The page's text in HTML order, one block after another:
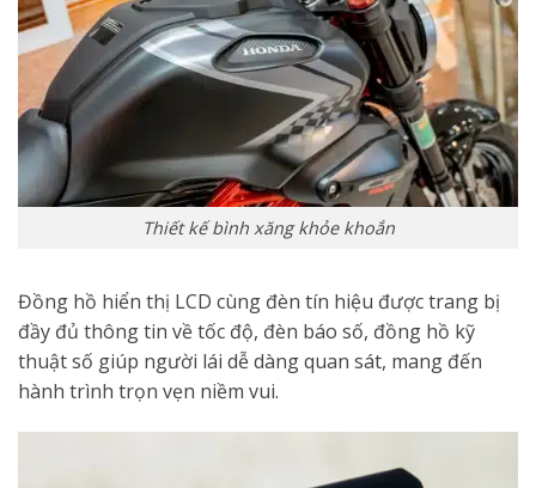
Thiết kế bình xăng khỏe khoắn
Đồng hồ hiển thị LCD cùng đèn tín hiệu được trang bị
đầy đủ thông tin về tốc độ, đèn báo số, đồng hồ kỹ
thuật số giúp người lái dễ dàng quan sát, mang đến
hành trình trọn vẹn niềm vui.